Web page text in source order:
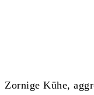
Zornige Kühe,